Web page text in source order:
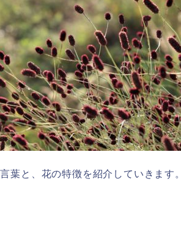
葉と、花の特徴を紹介していきます。